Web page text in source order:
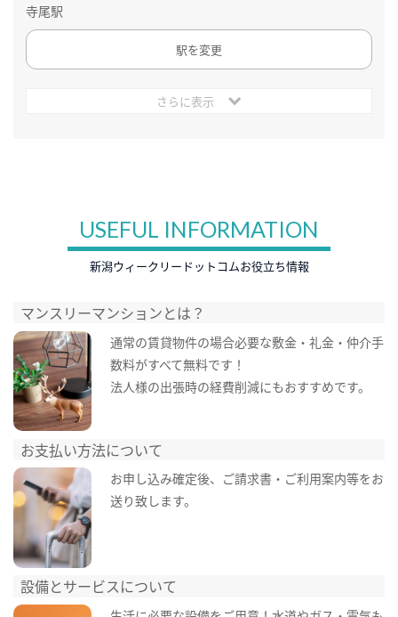
寺尾駅
駅を変更
さらに表示
USEFUL INFORMATION
新潟ウィークリードットコムお役立ち情報
マンスリーマンションとは？
通常の賃貸物件の場合必要な敷金・礼金・仲介手
数料がすべて無料です！
法人様の出張時の経費削減にもおすすめです。
お支払い方法について
お申し込み確定後、ご請求書・ご利用案内等をお
送り致します。
設備とサービスについて